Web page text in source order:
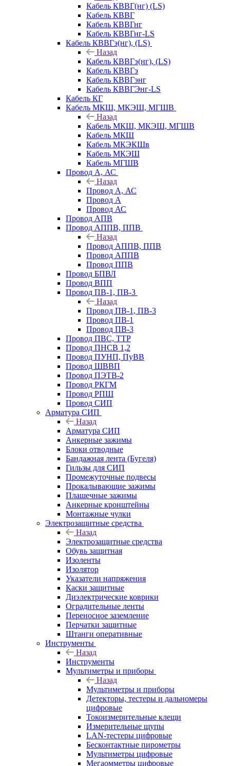
Кабель КВВГ(нг) (LS)
Кабель КВВГ
Кабель КВВГнг
Кабель КВВГнг-LS
Кабель КВВГэ(нг), (LS)
Назад
Кабель КВВГэ(нг), (LS)
Кабель КВВГэ
Кабель КВВГэнг
Кабель КВВГЭнг-LS
Кабель КГ
Кабель МКШ, МКЭШ, МГШВ
Назад
Кабель МКШ, МКЭШ, МГШВ
Кабель МКШ
Кабель МКЭКШв
Кабель МКЭШ
Кабель МГШВ
Провод А, АС
Назад
Провод А, АС
Провод А
Провод АС
Провод АПВ
Провод АППВ, ППВ
Назад
Провод АППВ, ППВ
Провод АППВ
Провод ППВ
Провод БПВЛ
Провод ВПП
Провод ПВ-1, ПВ-3
Назад
Провод ПВ-1, ПВ-3
Провод ПВ-1
Провод ПВ-3
Провод ПВС, ТТР
Провод ПНСВ 1,2
Провод ПУНП, ПуВВ
Провод ШВВП
Провод ПЭТВ-2
Провод РКГМ
Провод РПШ
Провод СИП
Арматура СИП
Назад
Арматура СИП
Анкерные зажимы
Блоки отводные
Бандажная лента (Бугеля)
Гильзы для СИП
Промежуточные подвесы
Прокалывающие зажимы
Плашечные зажимы
Анкерные кронштейны
Монтажные чулки
Электрозащитные средства
Назад
Электрозащитные средства
Обувь защитная
Изоленты
Изолятор
Указатели напряжения
Каски защитные
Диэлектрические коврики
Оградительные ленты
Переносное заземление
Перчатки защитные
Штанги оперативные
Инструменты
Назад
Инструменты
Мультиметры и приборы
Назад
Мультиметры и приборы
Детекторы, тестеры и дальномеры
цифровые
Токоизмерительные клещи
Измерительные щупы
LAN-тестеры цифровые
Бесконтактные пирометры
Мультиметры цифровые
Мегаомметры цифровые